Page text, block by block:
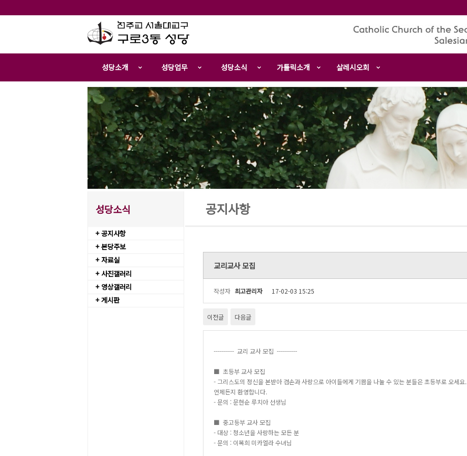
성당소개 성당업무 성당소식 가톨릭소개 살레시오회
성당소식
+ 공지사항
+ 본당주보
+ 자료실
+ 사진갤러리
+ 영상갤러리
+ 게시판
공지사항
교리교사 모집
작성자 최고관리자 17-02-03 15:25
이전글 다음글
---------- 교리 교사 모집 ----------
■ 초등부 교사 모집
- 그리스도의 정신을 본받아 겸손과 사랑으로 아이들에게 기쁨을 나눌 수 있는 분들은 초등부로 오세요.
언제든지 환영합니다.
- 문의 : 문현순 루치아 선생님
■ 중고등부 교사 모집
- 대상 : 청소년을 사랑하는 모든 분
- 문의 : 이복희 미카엘라 수녀님